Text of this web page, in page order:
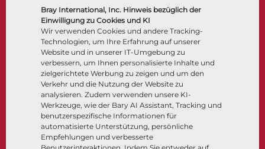
Bray International, Inc. Hinweis bezüglich der
Einwilligung zu Cookies und KI
Wir verwenden Cookies und andere Tracking-
Technologien, um Ihre Erfahrung auf unserer
Website und in unserer IT-Umgebung zu
verbessern, um Ihnen personalisierte Inhalte und
zielgerichtete Werbung zu zeigen und um den
Verkehr und die Nutzung der Website zu
analysieren. Zudem verwenden unsere KI-
Werkzeuge, wie der Bary AI Assistant, Tracking und
benutzerspezifische Informationen für
automatisierte Unterstützung, persönliche
Empfehlungen und verbesserte
Regelarmaturen
Rückschlagklappen
Antriebe | Betätigungen
Steuer- und Regeltechnik
Tieftemperatur​​​​​​​
Unternehmen
Über
Standorte
Lieferantenmanagement
Nachhaltigkeit
Dokumentation
Dokumente
Wissenszentrum
Software
Werkstoffauswahl